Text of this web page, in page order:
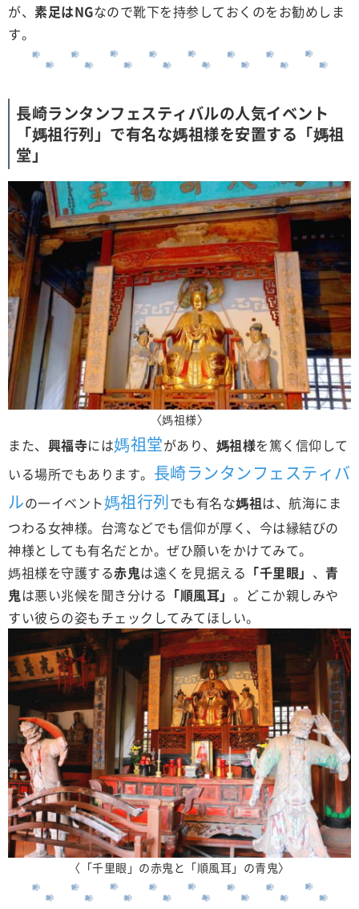
が、 素足はNGなので靴下を持参しておくのをお勧めしま
す。
長崎ランタンフェスティバルの人気イベント
「媽祖行列」で有名な媽祖様を安置する「媽祖
堂」
〈媽祖様〉
また、 興福寺には媽祖堂があり、 媽祖様を篤く信仰して
いる場所でもあります。 長崎ランタンフェスティバ
ルの一イベント媽祖行列でも有名な媽祖は、航海にま
つわる女神様。台湾などでも信仰が厚く、今は縁結びの
神様としても有名だとか。ぜひ願いをかけてみて。
媽祖様を守護する赤鬼は遠くを見据える 「千里眼」 、 青
鬼は悪い兆候を聞き分ける 「順風耳」 。どこか親しみや
すい彼らの姿もチェックしてみてほしい。
〈「千里眼」の赤鬼と「順風耳」の青鬼〉